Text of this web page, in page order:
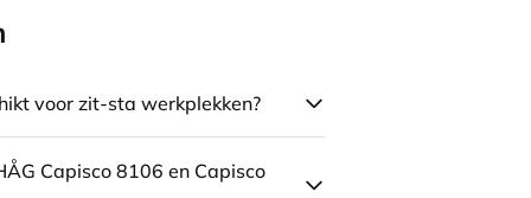
voor zit-sta werkplekken?
Capisco 8106 en Capisco